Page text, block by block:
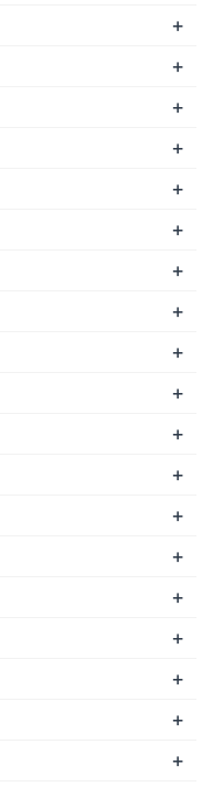
+
+
+
+
+
+
+
+
+
+
+
+
+
+
+
+
+
+
+